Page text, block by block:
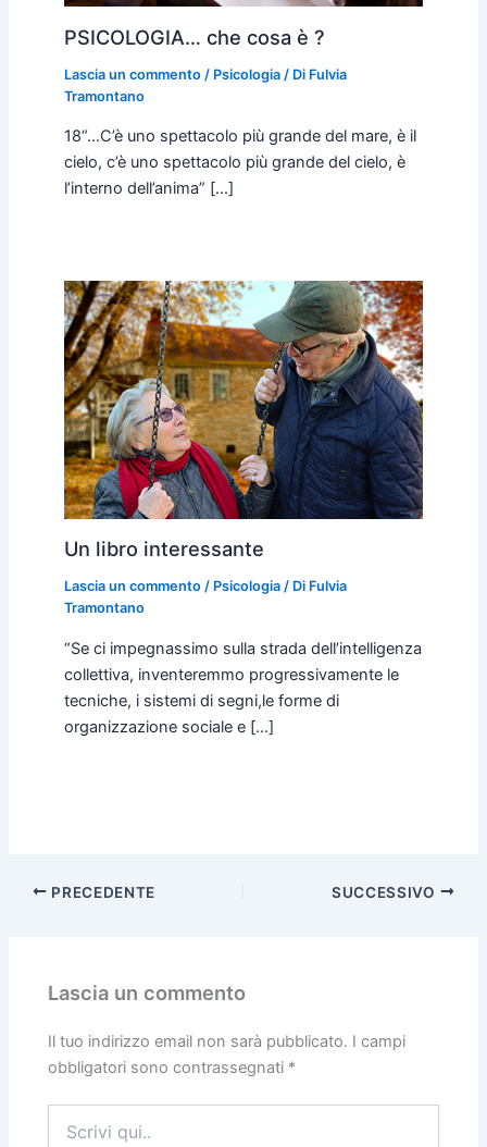
PSICOLOGIA… che cosa è ?
Lascia un commento / Psicologia/ Di Fulvia
Tramontano
18“…C’è uno spettacolo più grande del mare, è il
cielo, c’è uno spettacolo più grande del cielo, è
l’interno dell’anima” […]
Un libro interessante
Lascia un commento / Psicologia/ Di Fulvia
Tramontano
“Se ci impegnassimo sulla strada dell’intelligenza
collettiva, inventeremmo progressivamente le
tecniche, i sistemi di segni,le forme di
organizzazione sociale e […]
PRECEDENTE SUCCESSIVO
Lascia un commento
Il tuo indirizzo email non sarà pubblicato. I campi
obbligatori sono contrassegnati *
qui..